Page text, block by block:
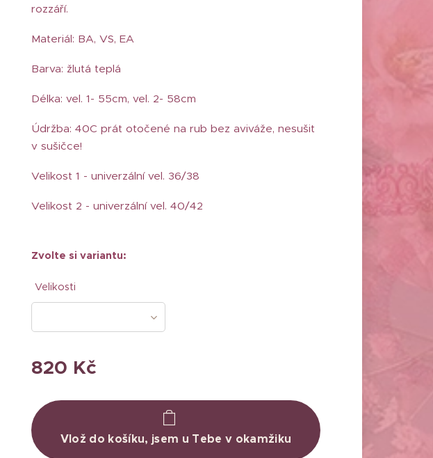
rozzáří.
Materiál: BA, VS, EA
Barva: žlutá teplá
Délka: vel. 1- 55cm, vel. 2- 58cm
Údržba: 40C prát otočené na rub bez aviváže, nesušit
v sušičce!
Velikost 1 - univerzální vel. 36/38
Velikost 2 - univerzální vel. 40/42
Zvolte si variantu:
Velikosti
820 Kč